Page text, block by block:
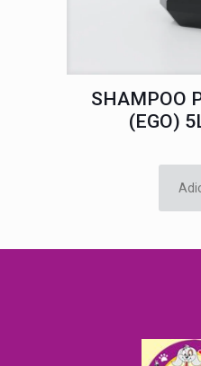
SHAMPOO
(EGO)